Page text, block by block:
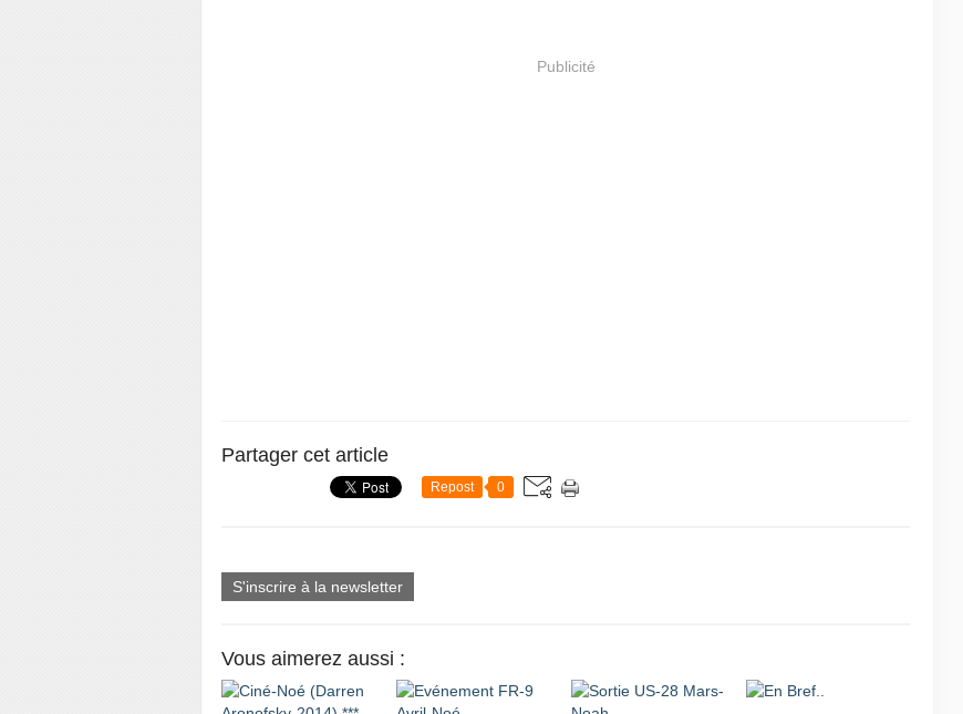
Publicité
Partager cet article
Repost 0
S'inscrire à la newsletter
Vous aimerez aussi :